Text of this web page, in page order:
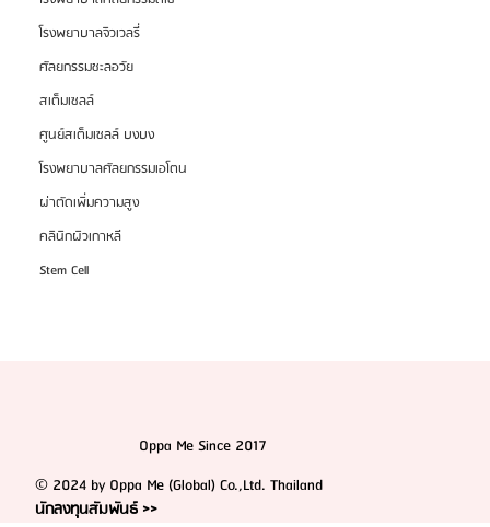
โรงพยาบาลจิวเวลรี่
ศัลยกรรมชะลอวัย
สเต็มเซลล์
ศูนย์สเต็มเซลล์ บงบง
โรงพยาบาลศัลยกรรมเอโตน
ผ่าตัดเพิ่มความสูง
คลินิกผิวเกาหลี
Stem Cell
HemaPure โปรแกรมฟอกเลือดเกาหลี ฟื้นฟูเซลล์และ
สุขภาพลึก
Oppa Me Since 2017
© 2024 by Oppa Me (Global) Co.,Ltd. Thailand
นักลงทุนสัมพันธ์ >>